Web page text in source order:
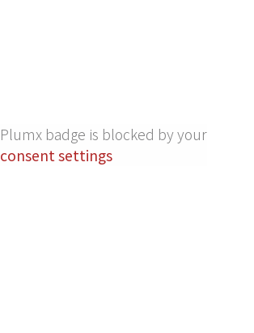
Plumx badge is blocked by your
consent settings